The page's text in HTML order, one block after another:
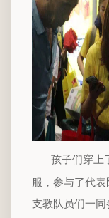
孩子们穿上
服，参与了代
支教队员们一